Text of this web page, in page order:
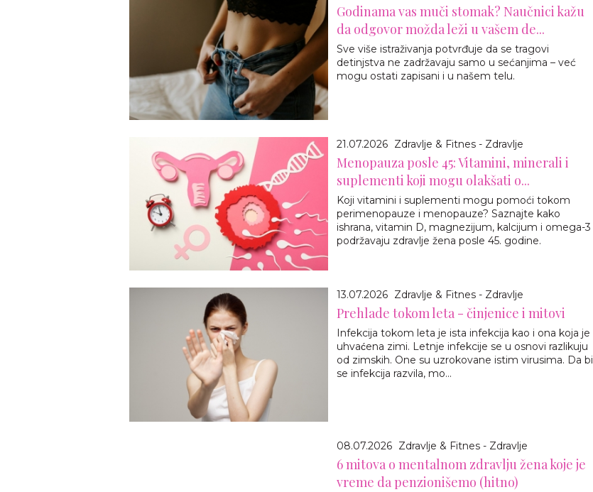
Godinama vas muči stomak? Naučnici kažu
da odgovor možda leži u vašem de...
Sve više istraživanja potvrđuje da se tragovi
detinjstva ne zadržavaju samo u sećanjima – već
mogu ostati zapisani i u našem telu.
21.07.2026 Zdravlje & Fitnes - Zdravlje
Menopauza posle 45: Vitamini, minerali i
suplementi koji mogu olakšati o...
Koji vitamini i suplementi mogu pomoći tokom
perimenopauze i menopauze? Saznajte kako
ishrana, vitamin D, magnezijum, kalcijum i omega-3
podržavaju zdravlje žena posle 45. godine.
13.07.2026 Zdravlje & Fitnes - Zdravlje
Prehlade tokom leta - činjenice i mitovi
Infekcija tokom leta je ista infekcija kao i ona koja je
uhvaćena zimi. Letnje infekcije se u osnovi razlikuju
od zimskih. One su uzrokovane istim virusima. Da bi
se infekcija razvila, mo...
08.07.2026 Zdravlje & Fitnes - Zdravlje
6 mitova o mentalnom zdravlju žena koje je
vreme da penzionišemo (hitno)